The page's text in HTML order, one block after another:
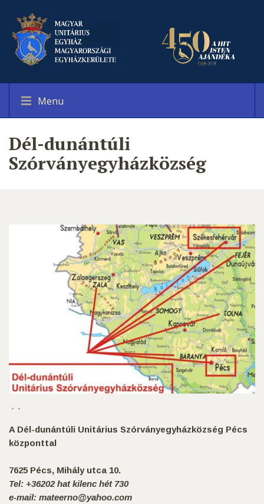
Menu
Dél-dunántúli
Szórványegyházközség
A Dél-dunántúli Unitárius Szórványegyházközség Pécs
központtal
7625 Pécs, Mihály utca 10.
Tel: +36202 hat kilenc hét 730
e-mail: mateerno@yahoo.com